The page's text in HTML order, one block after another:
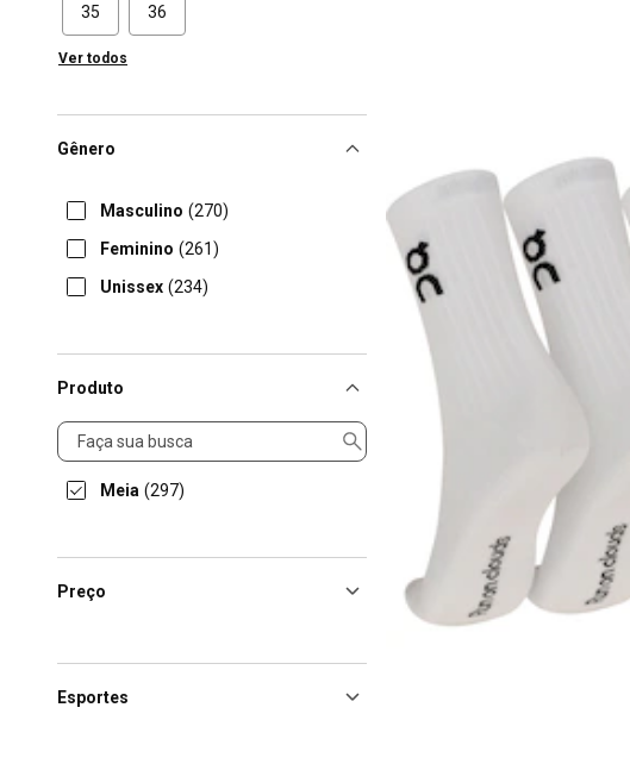
35 36
Ver todos
Gênero
Masculino (270)
Feminino (261)
Unissex (234)
Produto
Produto
Meia (297)
Preço
Esportes